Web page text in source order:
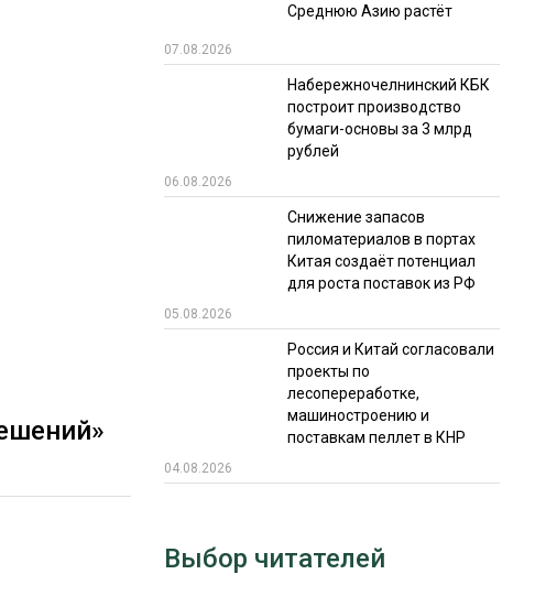
ИТОГИ МЕРОПРИЯТИЙ
Среднюю Азию растёт
07.08.2026
Набережночелнинский КБК
построит производство
бумаги-основы за 3 млрд
рублей
06.08.2026
Снижение запасов
пиломатериалов в портах
Китая создаёт потенциал
для роста поставок из РФ
05.08.2026
Россия и Китай согласовали
проекты по
лесопереработке,
машиностроению и
поставкам пеллет в КНР
04.08.2026
Выбор читателей